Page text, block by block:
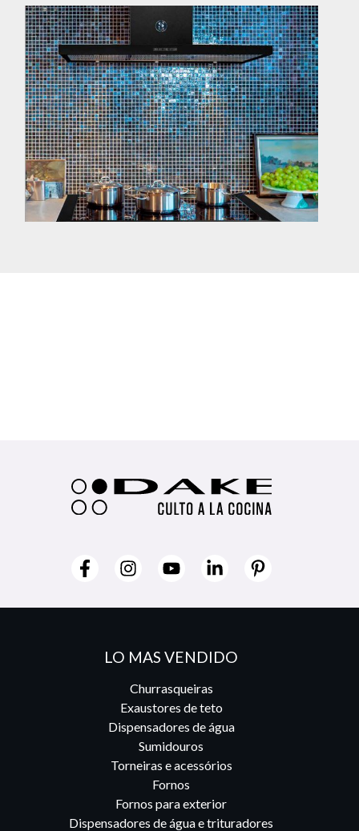
LO MAS VENDIDO
Churrasqueiras
Exaustores de teto
Dispensadores de água
Sumidouros
Torneiras e acessórios
Fornos
Fornos para exterior
Dispensadores de água e trituradores